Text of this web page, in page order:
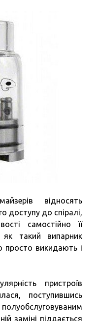
відносять
доступу до спіралі,
самостійно її
такий випарник
просто викидають і
пристроїв
поступившись
заміні піддається